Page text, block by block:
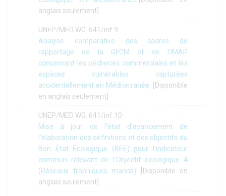
anglais seulement]
UNEP/MED WG. 641/inf.9
Analyse comparative des cadres de
rapportage de la GFCM et de l'IMAP
concernant les pêcheries commerciales et les
espèces vulnérables capturées
accidentellement en Méditerranée . [Disponible
en anglais seulement]
UNEP/MED WG. 641/inf.10
Mise à jour de l'état d'avancement de
l'élaboration des définitions et des objectifs du
Bon État Écologique (BEE) pour l'indicateur
commun relevant de l'Objectif écologique 4
(Réseaux trophiques marins) [Disponible en
anglais seulement]